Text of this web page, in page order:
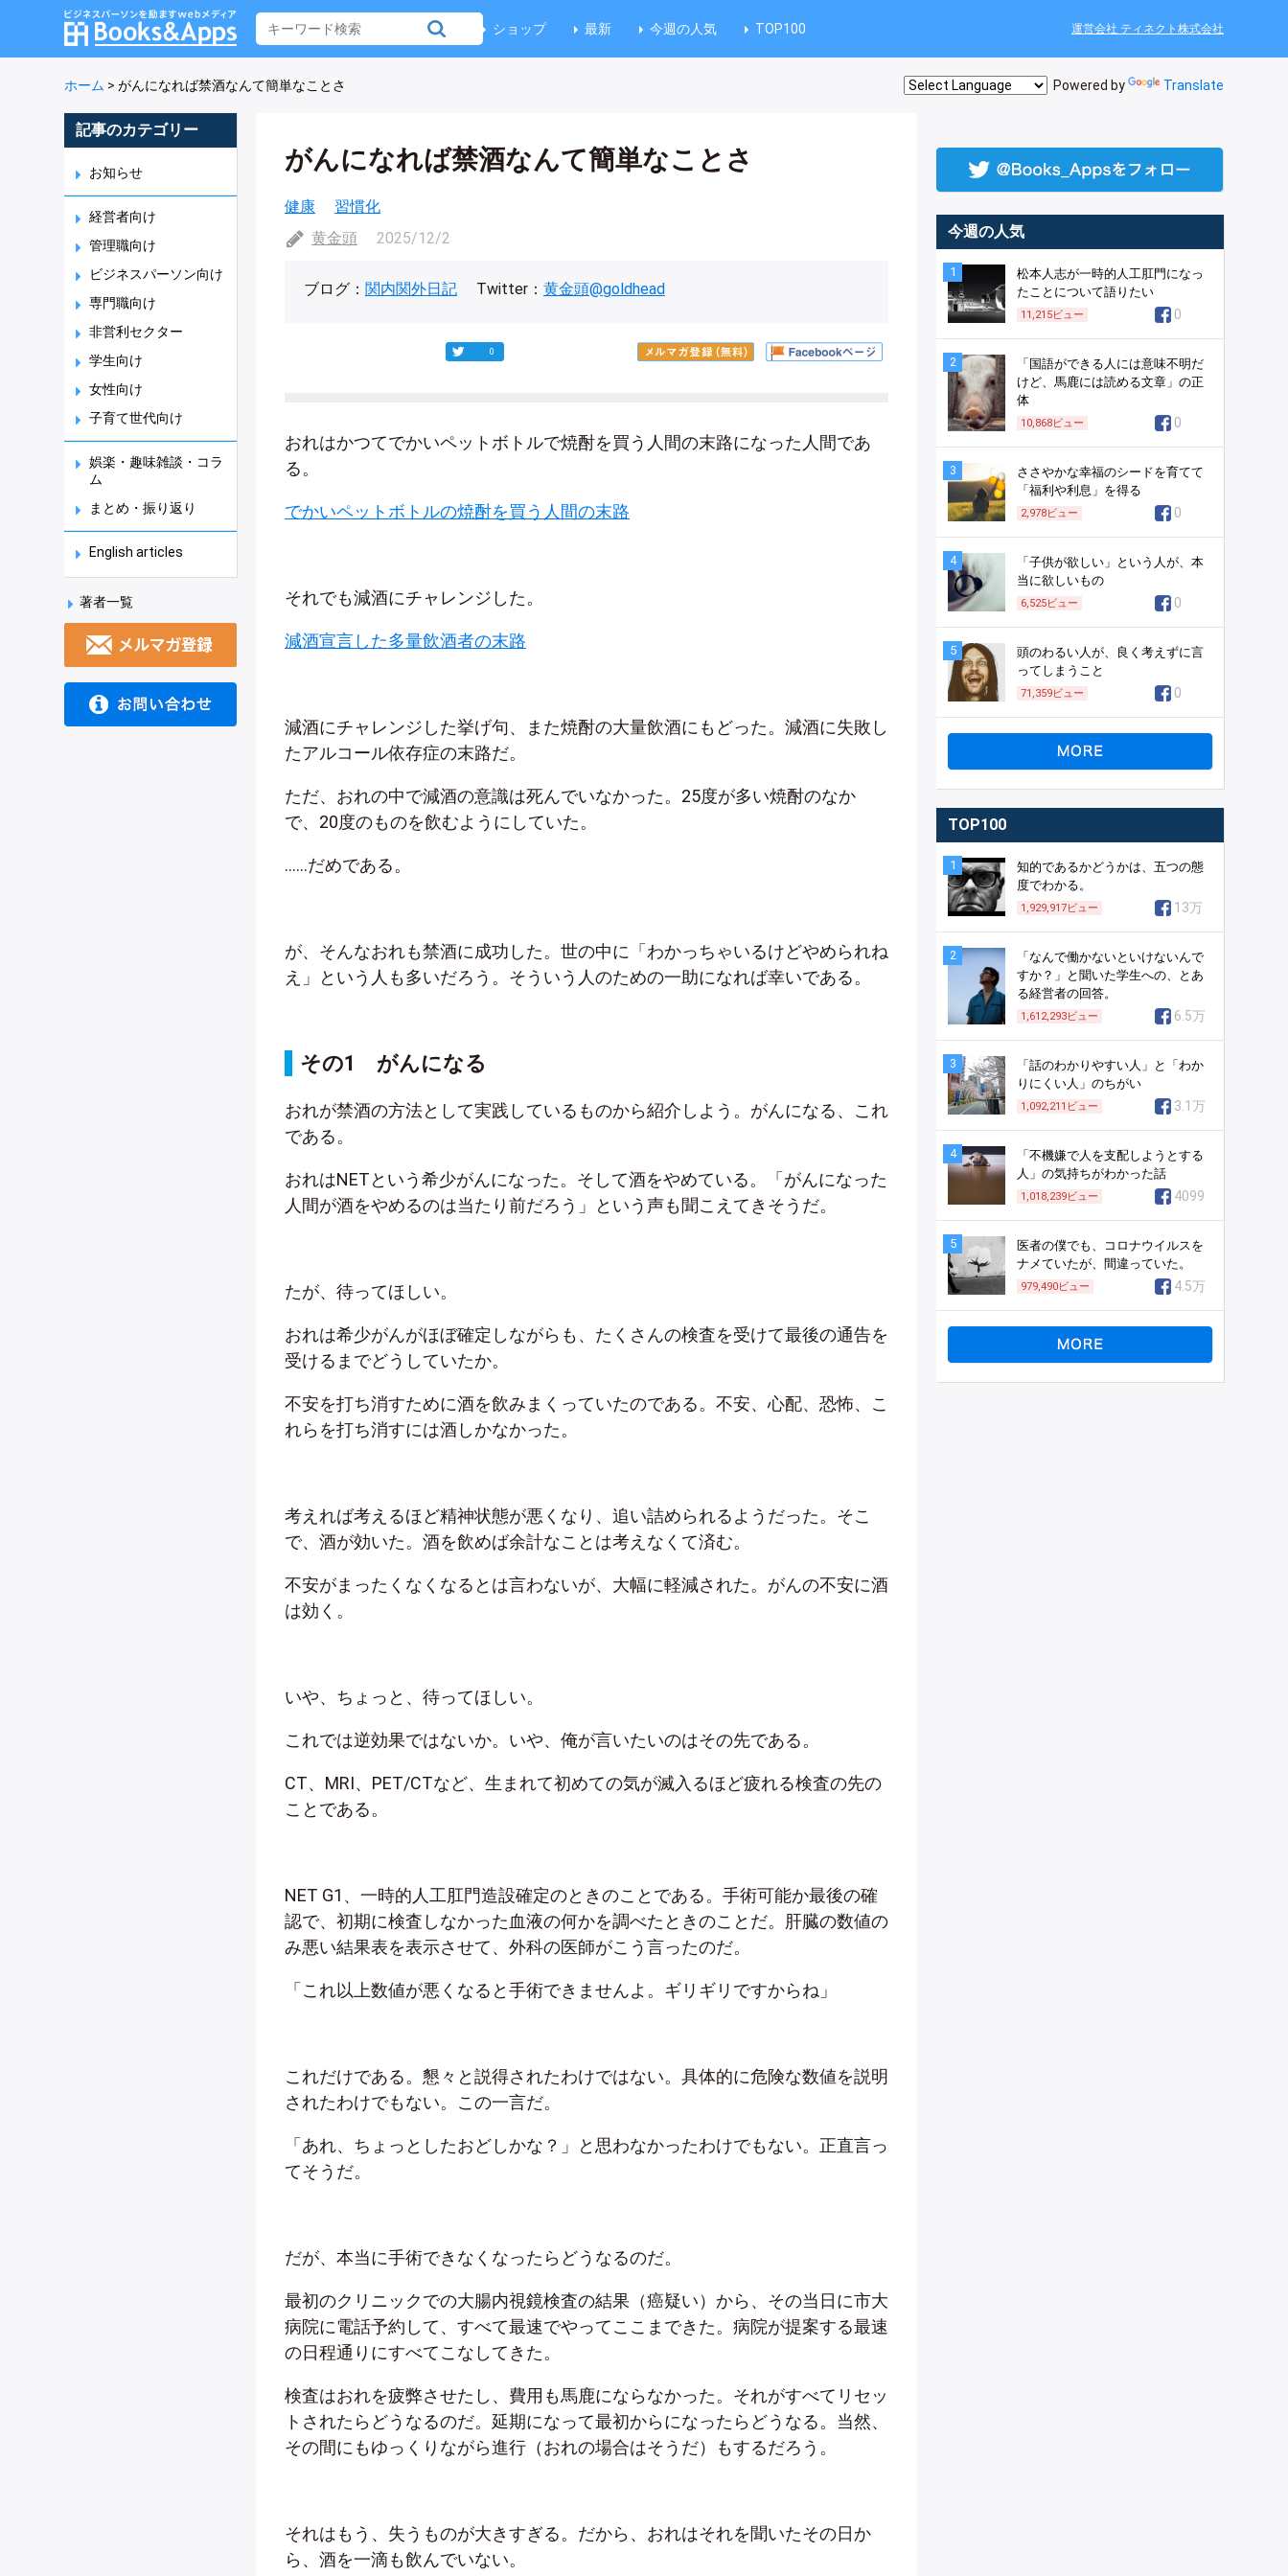
ショップ 最新 今週の人気 TOP100 運営会社 ティネクト株式会社
ホーム > がんになれば禁酒なんて簡単なことさ Powered by Translate
記事のカテゴリー
お知らせ
経営者向け
管理職向け
ビジネスパーソン向け
専門職向け
非営利セクター
学生向け
女性向け
子育て世代向け
娯楽・趣味雑談・コラ
ム
まとめ・振り返り
English articles
著者一覧
がんになれば禁酒なんて簡単なことさ
健康
習慣化
黄金頭
2025/12/2
ブログ： 関内関外日記 Twitter： 黄金頭@goldhead
0
おれはかつてでかいペットボトルで焼酎を買う人間の末路になった人間であ
る。
でかいペットボトルの焼酎を買う人間の末路
それでも減酒にチャレンジした。
減酒宣言した多量飲酒者の末路
減酒にチャレンジした挙げ句、また焼酎の大量飲酒にもどった。減酒に失敗し
たアルコール依存症の末路だ。
ただ、おれの中で減酒の意識は死んでいなかった。25度が多い焼酎のなか
で、20度のものを飲むようにしていた。
……だめである。
が、そんなおれも禁酒に成功した。世の中に「わかっちゃいるけどやめられね
え」という人も多いだろう。そういう人のための一助になれば幸いである。
その1 がんになる
おれが禁酒の方法として実践しているものから紹介しよう。がんになる、これ
である。
おれはNETという希少がんになった。そして酒をやめている。「がんになった
人間が酒をやめるのは当たり前だろう」という声も聞こえてきそうだ。
たが、待ってほしい。
おれは希少がんがほぼ確定しながらも、たくさんの検査を受けて最後の通告を
受けるまでどうしていたか。
不安を打ち消すために酒を飲みまくっていたのである。不安、心配、恐怖、こ
れらを打ち消すには酒しかなかった。
考えれば考えるほど精神状態が悪くなり、追い詰められるようだった。そこ
で、酒が効いた。酒を飲めば余計なことは考えなくて済む。
不安がまったくなくなるとは言わないが、大幅に軽減された。がんの不安に酒
は効く。
いや、ちょっと、待ってほしい。
これでは逆効果ではないか。いや、俺が言いたいのはその先である。
CT、MRI、PET/CTなど、生まれて初めての気が滅入るほど疲れる検査の先の
ことである。
NET G1、一時的人工肛門造設確定のときのことである。手術可能か最後の確
認で、初期に検査しなかった血液の何かを調べたときのことだ。肝臓の数値の
み悪い結果表を表示させて、外科の医師がこう言ったのだ。
「これ以上数値が悪くなると手術できませんよ。ギリギリですからね」
これだけである。懇々と説得されたわけではない。具体的に危険な数値を説明
されたわけでもない。この一言だ。
「あれ、ちょっとしたおどしかな？」と思わなかったわけでもない。正直言っ
てそうだ。
だが、本当に手術できなくなったらどうなるのだ。
最初のクリニックでの大腸内視鏡検査の結果（癌疑い）から、その当日に市大
病院に電話予約して、すべて最速でやってここまできた。病院が提案する最速
の日程通りにすべてこなしてきた。
検査はおれを疲弊させたし、費用も馬鹿にならなかった。それがすべてリセッ
トされたらどうなるのだ。延期になって最初からになったらどうなる。当然、
その間にもゆっくりながら進行（おれの場合はそうだ）もするだろう。
それはもう、失うものが大きすぎる。だから、おれはそれを聞いたその日か
ら、酒を一滴も飲んでいない。
今週の人気
1
松本人志が一時的人工肛門になっ
たことについて語りたい
11,215ビュー 0
2
「国語ができる人には意味不明だ
けど、馬鹿には読める文章」の正
体
10,868ビュー 0
3
ささやかな幸福のシードを育てて
「福利や利息」を得る
2,978ビュー 0
4
「子供が欲しい」という人が、本
当に欲しいもの
6,525ビュー 0
5
頭のわるい人が、良く考えずに言
ってしまうこと
71,359ビュー 0
TOP100
1
知的であるかどうかは、五つの態
度でわかる。
1,929,917ビュー 13万
2
「なんで働かないといけないんで
すか？」と聞いた学生への、とあ
る経営者の回答。
1,612,293ビュー 6.5万
3
「話のわかりやすい人」と「わか
りにくい人」のちがい
1,092,211 ビュー 3.1万
4
「不機嫌で人を支配しようとする
人」の気持ちがわかった話
1,018,239ビュー 4099
5
医者の僕でも、コロナウイルスを
ナメていたが、間違っていた。
979,490ビュー 4.5万